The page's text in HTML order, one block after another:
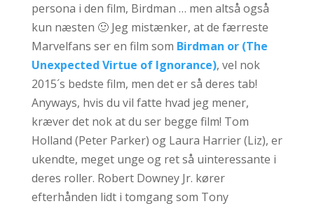
persona i den film, Birdman … men altså også
kun næsten 🙂 Jeg mistænker, at de færreste
Marvelfans ser en film som Birdman or (The
Unexpected Virtue of Ignorance), vel nok
2015´s bedste film, men det er så deres tab!
Anyways, hvis du vil fatte hvad jeg mener,
kræver det nok at du ser begge film! Tom
Holland (Peter Parker) og Laura Harrier (Liz), er
ukendte, meget unge og ret så uinteressante i
deres roller. Robert Downey Jr. kører
efterhånden lidt i tomgang som Tony